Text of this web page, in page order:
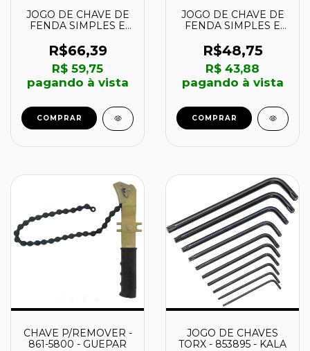
JOGO DE CHAVE DE
FENDA SIMPLES E
PHILLIPS 10 PEÇAS -
61102 - CORTAG
R$66,39
R$ 59,75
pagando à vista
COMPRAR
JOGO DE CHAVE DE
FENDA SIMPLES E
PHILLIPS 6 PEÇAS -
61104 - CORTAG
R$48,75
R$ 43,88
pagando à vista
COMPRAR
CHAVE P/REMOVER -
861-5800 - GUEPAR
JOGO DE CHAVES
TORX - 853895 - KALA